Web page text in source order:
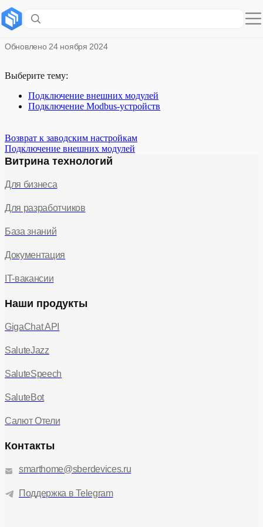
Подключение внешних устройств
Обновлено 24 ноября 2024
Выберите тему:
Подключение внешних модулей
Подключение Modbus-устройств
Возврат к заводским настройкам
Подключение внешних модулей
Витрина технологий
Для бизнеса
Для разработчиков
База знаний
Документация
IT-вакансии
Наши продукты
GigaChat API
SaluteJazz
SaluteSpeech
SaluteBot
Салют Отели
Контакты
smarthome@sberdevices.ru
Поддержка в Telegram